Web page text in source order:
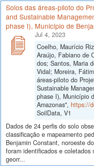
Solos das áreas-piloto do
and Sustainable
phase I), Município de
Jul 4, 2023
Coelho, Maurício
Araújo, Fabiano de
dos; Santos, Maria
Vidal; Moreira,
áreas-piloto do
Sustainable
phase I), Município
Amazonas", https://
SoilData, V1
Dados de 24 perfis do solo
classificação e mapeamento
Benjamin Constant, noroeste
foram identificados e
georr...